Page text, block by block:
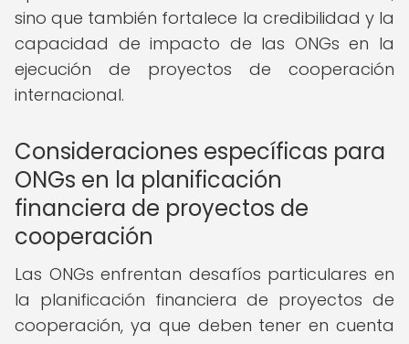
sino que también fortalece la credibilidad y la
capacidad de impacto de las ONGs en la
ejecución de proyectos de cooperación
internacional.
Consideraciones específicas para
ONGs en la planificación
financiera de proyectos de
cooperación
Las ONGs enfrentan desafíos particulares en
la planificación financiera de proyectos de
cooperación, ya que deben tener en cuenta